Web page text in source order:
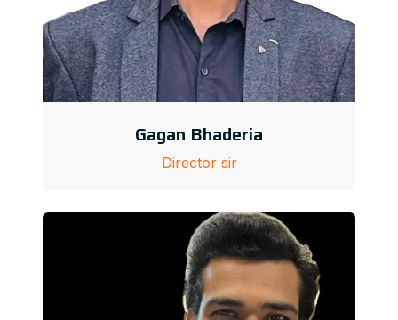
Gagan Bhaderia
Director sir